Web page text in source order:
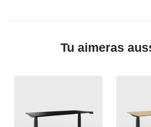
Tu aimeras